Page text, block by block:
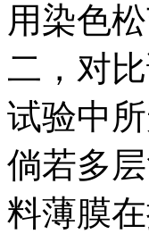
用染色
二，对
试验中
倘若多
料薄膜